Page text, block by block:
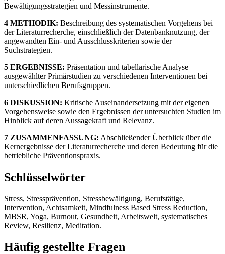
Bewältigungsstrategien und Messinstrumente.
4 METHODIK: Beschreibung des systematischen Vorgehens bei
der Literaturrecherche, einschließlich der Datenbanknutzung, der
angewandten Ein- und Ausschlusskriterien sowie der
Suchstrategien.
5 ERGEBNISSE: Präsentation und tabellarische Analyse
ausgewählter Primärstudien zu verschiedenen Interventionen bei
unterschiedlichen Berufsgruppen.
6 DISKUSSION: Kritische Auseinandersetzung mit der eigenen
Vorgehensweise sowie den Ergebnissen der untersuchten Studien im
Hinblick auf deren Aussagekraft und Relevanz.
7 ZUSAMMENFASSUNG: Abschließender Überblick über die
Kernergebnisse der Literaturrecherche und deren Bedeutung für die
betriebliche Präventionspraxis.
Schlüsselwörter
Stress, Stressprävention, Stressbewältigung, Berufstätige,
Intervention, Achtsamkeit, Mindfulness Based Stress Reduction,
MBSR, Yoga, Burnout, Gesundheit, Arbeitswelt, systematisches
Review, Resilienz, Meditation.
Häufig gestellte Fragen